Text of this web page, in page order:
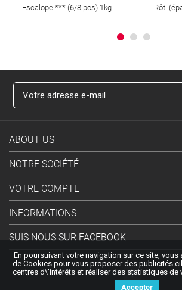
Escalope *** (6/8 pcs) 1kg Rôti
ABOUT US
NOTRE SOCIÉTÉ
VOTRE COMPTE
INFORMATIONS
SUIS NOUS SUR FACEBOOK
En poursuivant votre navigation sur ce site,
de Cookies pour vous proposer des publicités
centres d\'intérêts et réaliser des statistiques de
Accepter